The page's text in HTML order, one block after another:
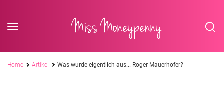
Miss Moneypenny
Pfadnavigation
Home Artikel Was wurde eigentlich aus... Roger Mauerhofer?